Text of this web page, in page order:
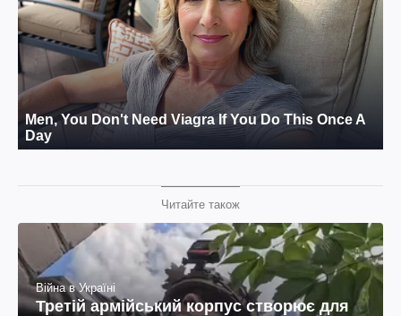
Читайте також
Війна в Україні
Третій армійський корпус створює для